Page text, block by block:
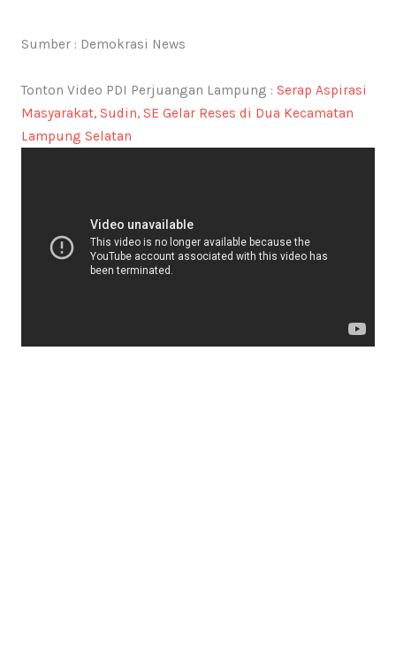
Sumber : Demokrasi News
Tonton Video PDI Perjuangan Lampung : Serap Aspirasi
Masyarakat, Sudin, SE Gelar Reses di Dua Kecamatan
Lampung Selatan